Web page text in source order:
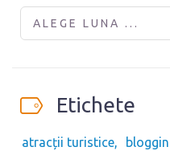
ALEGE LUNA ...
Etichete
atracții turistice